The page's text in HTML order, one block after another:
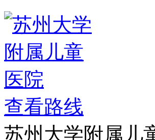
查看路线
苏州大学附属儿